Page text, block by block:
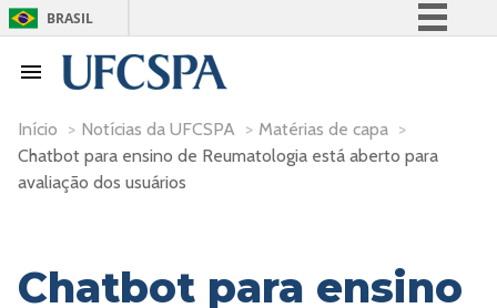
BRASIL
Participe
Acesso à informação
Início > Notícias da UFCSPA > Matérias de capa >
Chatbot para ensino de Reumatologia está aberto para
avaliação dos usuários
Chatbot para ensino